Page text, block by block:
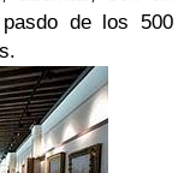
de los 500